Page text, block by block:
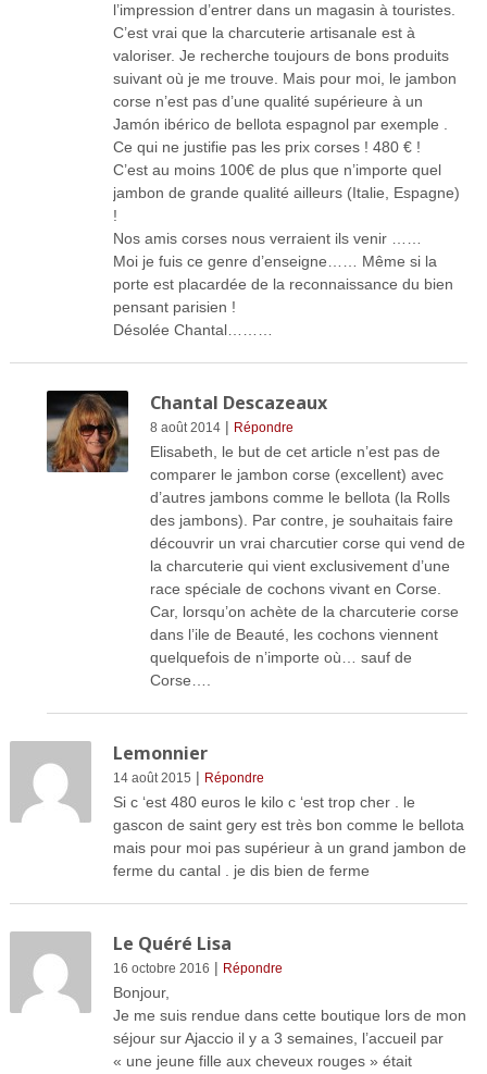
l’impression d’entrer dans un magasin à touristes.
C’est vrai que la charcuterie artisanale est à
valoriser. Je recherche toujours de bons produits
suivant où je me trouve. Mais pour moi, le jambon
corse n’est pas d’une qualité supérieure à un
Jamón ibérico de bellota espagnol par exemple .
Ce qui ne justifie pas les prix corses ! 480 € !
C’est au moins 100€ de plus que n’importe quel
jambon de grande qualité ailleurs (Italie, Espagne)
!
Nos amis corses nous verraient ils venir ……
Moi je fuis ce genre d’enseigne…… Même si la
porte est placardée de la reconnaissance du bien
pensant parisien !
Désolée Chantal………
Chantal Descazeaux
8 août 2014| Répondre
Elisabeth, le but de cet article n’est pas de
comparer le jambon corse (excellent) avec
d’autres jambons comme le bellota (la Rolls
des jambons). Par contre, je souhaitais faire
découvrir un vrai charcutier corse qui vend de
la charcuterie qui vient exclusivement d’une
race spéciale de cochons vivant en Corse.
Car, lorsqu’on achète de la charcuterie corse
dans l’ile de Beauté, les cochons viennent
quelquefois de n’importe où… sauf de
Corse….
Lemonnier
14 août 2015 | Répondre
Si c ‘est 480 euros le kilo c ‘est trop cher . le
gascon de saint gery est très bon comme le bellota
mais pour moi pas supérieur à un grand jambon de
ferme du cantal . je dis bien de ferme
Le Quéré Lisa
16 octobre 2016 | Répondre
Bonjour,
Je me suis rendue dans cette boutique lors de mon
séjour sur Ajaccio il y a 3 semaines, l’accueil par
« une jeune fille aux cheveux rouges » était